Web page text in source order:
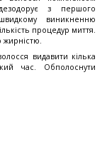
з першого
виникненню
процедур миття.
жирністю.
видавити кілька
час. Обполоснути